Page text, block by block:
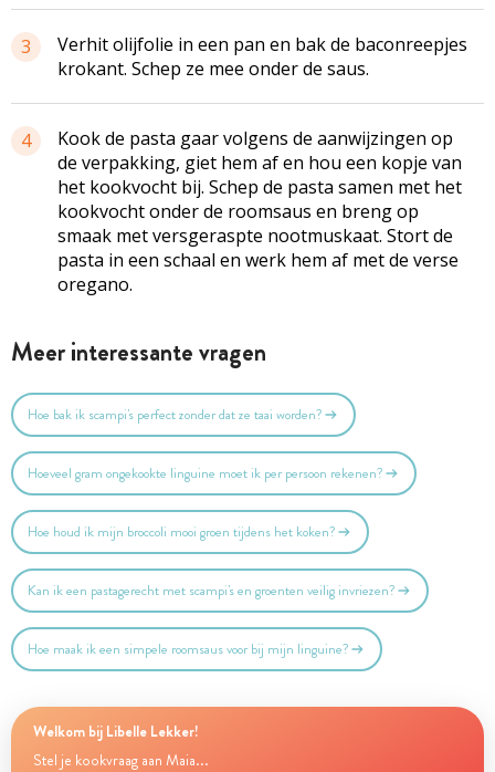
3
Verhit olijfolie in een pan en bak de baconreepjes
krokant. Schep ze mee onder de saus.
4
Kook de pasta gaar volgens de aanwijzingen op
de verpakking, giet hem af en hou een kopje van
het kookvocht bij. Schep de pasta samen met het
kookvocht onder de roomsaus en breng op
smaak met versgeraspte nootmuskaat. Stort de
pasta in een schaal en werk hem af met de verse
oregano.
Meer interessante vragen
Hoe bak ik scampi's perfect zonder dat ze taai worden?
Hoeveel gram ongekookte linguine moet ik per persoon rekenen?
Hoe houd ik mijn broccoli mooi groen tijdens het koken?
Kan ik een pastagerecht met scampi's en groenten veilig invriezen?
Hoe maak ik een simpele roomsaus voor bij mijn linguine?
Welkom bij Libelle Lekker!
Stel je kookvraag aan Maia...